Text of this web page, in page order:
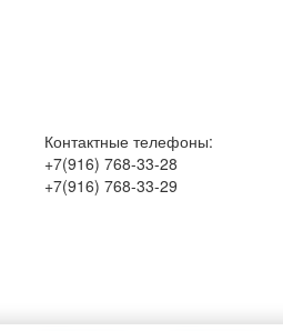
Контактные телефоны:
+7(916) 768-33-28
+7(916) 768-33-29